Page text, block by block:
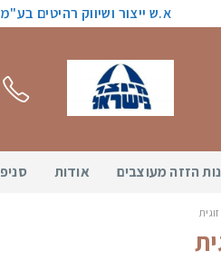
א.ש ייצור ושיווק רהיטים בע"מ
הזזה מעוצבים אודות